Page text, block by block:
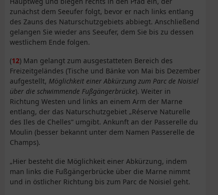
zunächst dem Seeufer folgt, bevor er nach links entlang
des Zauns des Naturschutzgebiets abbiegt. Anschließend
gelangen Sie wieder ans Seeufer, dem Sie bis zu dessen
westlichem Ende folgen.
(12) Man gelangt zum ausgestatteten Bereich des
Freizeitgeländes (Tische und Bänke von Mai bis Dezember
aufgestellt, Möglichkeit einer Abkürzung zum Parc de Noisiel
über die schwimmende Fußgängerbrücke). Weiter in
Richtung Westen und links an einem Arm der Marne
entlang, der das Naturschutzgebiet „Réserve Naturelle
des Iles de Chelles“ umgibt. Ankunft an der Passerelle du
Moulin (besser bekannt unter dem Namen Passerelle de
Champs).
„Hier besteht die Möglichkeit einer Abkürzung, indem
man links die Fußgängerbrücke über die Marne nimmt
und in östlicher Richtung bis zum Parc de Noisiel geht.